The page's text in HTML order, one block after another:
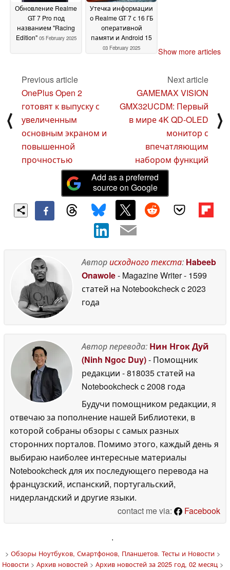
Обновление Realme
GT 7 Pro под
названием "Racing
Edition" 05 February 2025
Утечка информации
о Realme GT 7 с 16 ГБ
оперативной
памяти и Android 15
03 February 2025 Show more articles
⟨
Previous article
OnePlus Open 2
готовят к выпуску с
увеличенным
основным экраном и
повышенной
прочностью
Next article
GAMEMAX VISION
GMX32UCDM: Первый
в мире 4K QD-OLED
монитор с
впечатляющим
набором функций
⟩
Add as a preferred
source on Google
Авторисходного текста: Habeeb
Onawole- Magazine Writer- 1599
статей на Notebookcheckc 2023
года
Автор перевода: Нин Нгок Дуй
(Ninh Ngoc Duy)- Помощник
редакции - 818035 статей на
Notebookcheckc 2008 года
Будучи помощником редакции, я
отвечаю за пополнение нашей Библиотеки, в
которой собраны обзоры с самых разных
сторонних порталов. Помимо этого, каждый день я
выбираю наиболее интересные материалы
Notebookcheck для их последующего перевода на
французский, испанский, португальский,
нидерландский и другие языки.
contact me via:
Facebook
'
> Обзоры Ноутбуков, Смартфонов, Планшетов. Тесты и Новости>
Новости> Архив новостей> Архив новостей за 2025 год, 02 месяц >